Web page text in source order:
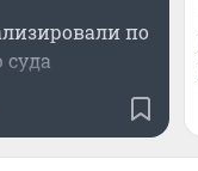
по